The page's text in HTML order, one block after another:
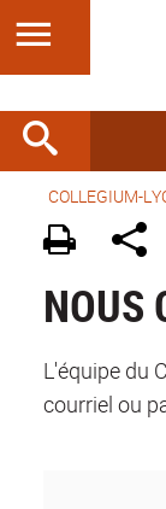
COLLEGIUM-
NOUS
L'équipe du
courriel ou